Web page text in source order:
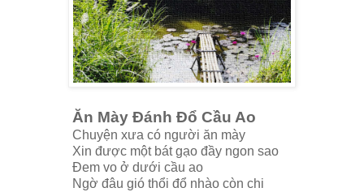
Ăn Mày Đánh Đổ Cầu Ao
Chuyện xưa có người ăn mày
Xin được một bát gạo đầy ngon sao
Đem vo ở dưới cầu ao
Ngờ đâu gió thổi đổ nhào còn chi